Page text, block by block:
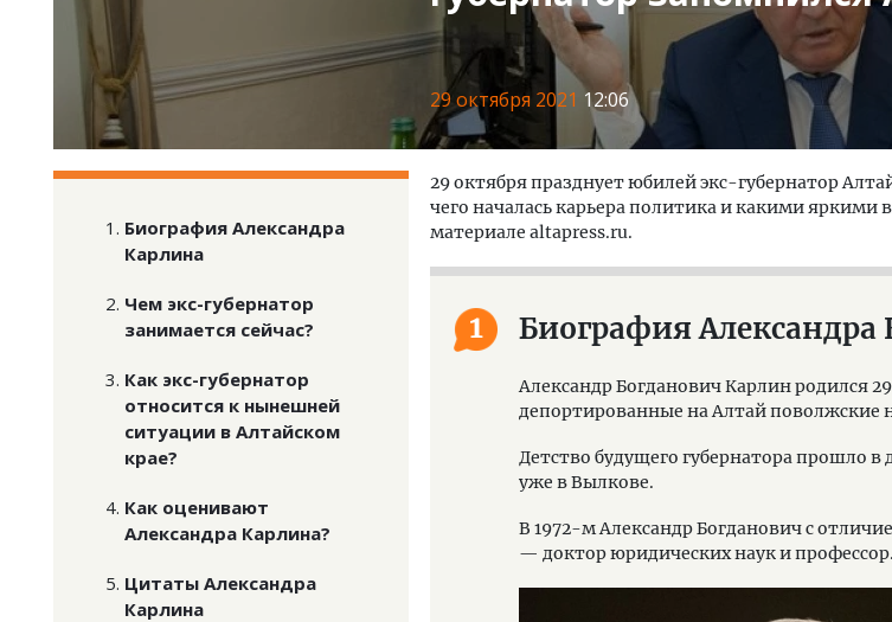
29 октября 2021 12:06
Биография Александра
Карлина
Чем экс-губернатор
занимается сейчас?
Как экс-губернатор
относится к нынешней
ситуации в Алтайском
крае?
Как оценивают
Александра Карлина?
Цитаты Александра
Карлина
29 октября празднует юбилей экс-губернатор
чего началась карьера политика и какими
материале altapress.ru.
1 Биография Александра
Александр Богданович Карлин родился
депортированные на Алтай поволжские
Детство будущего губернатора прошло в
уже в Вылкове.
В 1972-м Александр Богданович с
— доктор юридических наук и профессор.